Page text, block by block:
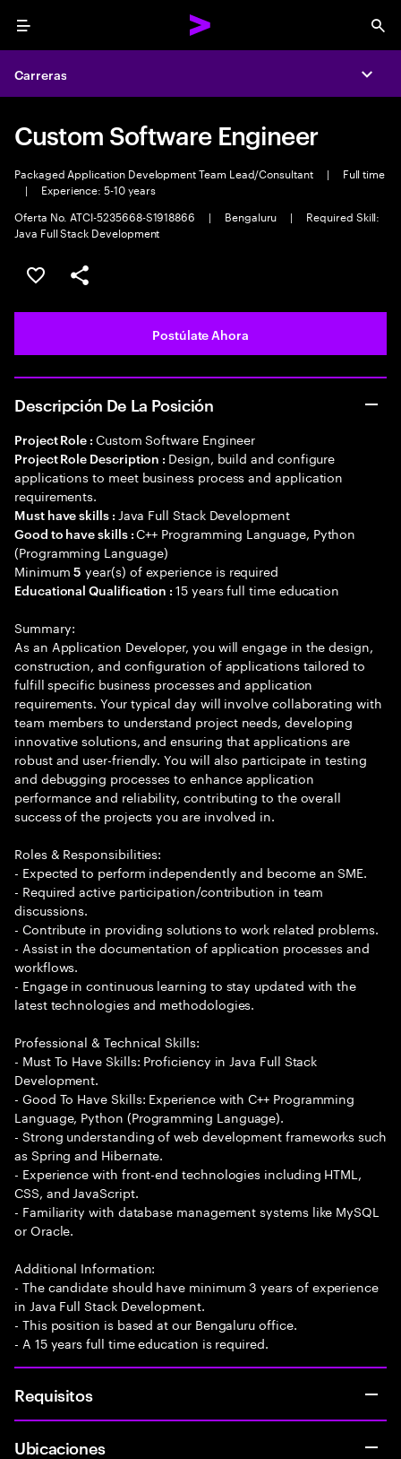
Menu
Carreras
Custom Software Engineer
Packaged Application Development Team Lead/Consultant |
Full time
|
Experience: 5-10 years
Oferta No. ATCI-5235668-S1918866
| Bengaluru |
Required Skill:
Java Full Stack Development
Guardar este empleo
Compartir este empleo
Postúlate Ahora
Descripción De La Posición
Project Role : Custom Software Engineer
Project Role Description : Design, build and configure
applications to meet business process and application
requirements.
Must have skills : Java Full Stack Development
Good to have skills :C++ Programming Language, Python
(Programming Language)
Minimum5 year(s) of experience is required
Educational Qualification :15 years full time education
Summary:
As an Application Developer, you will engage in the design,
construction, and configuration of applications tailored to
fulfill specific business processes and application
requirements. Your typical day will involve collaborating with
team members to understand project needs, developing
innovative solutions, and ensuring that applications are
robust and user-friendly. You will also participate in testing
and debugging processes to enhance application
performance and reliability, contributing to the overall
success of the projects you are involved in.
Roles & Responsibilities:
- Expected to perform independently and become an SME.
- Required active participation/contribution in team
discussions.
- Contribute in providing solutions to work related problems.
- Assist in the documentation of application processes and
workflows.
- Engage in continuous learning to stay updated with the
latest technologies and methodologies.
Professional & Technical Skills:
- Must To Have Skills: Proficiency in Java Full Stack
Development.
- Good To Have Skills: Experience with C++ Programming
Language, Python (Programming Language).
- Strong understanding of web development frameworks such
as Spring and Hibernate.
- Experience with front-end technologies including HTML,
CSS, and JavaScript.
- Familiarity with database management systems like MySQL
or Oracle.
Additional Information:
- The candidate should have minimum 3 years of experience
in Java Full Stack Development.
- This position is based at our Bengaluru office.
- A 15 years full time education is required.
Requisitos
Ubicaciones